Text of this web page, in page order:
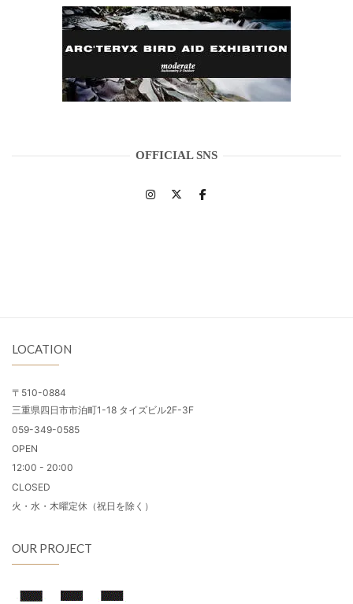
OFFICIAL SNS
LOCATION
〒510-0884
三重県四日市市泊町1-18 タイズビル2F-3F
059-349-0585
OPEN
12:00 - 20:00
CLOSED
火・水・木曜定休（祝日を除く）
OUR PROJECT